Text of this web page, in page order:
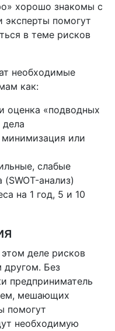
хорошо знакомы с
эксперты помогут
в теме рисков
необходимые
как:
оценка «подводных
дела
или
слабые
анализ)
на 1 год, 5 и 10
деле рисков
другом. Без
предприниматель
мешающих
помогут
необходимую